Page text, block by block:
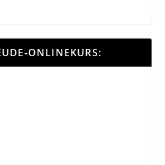
ONLINEKURS: